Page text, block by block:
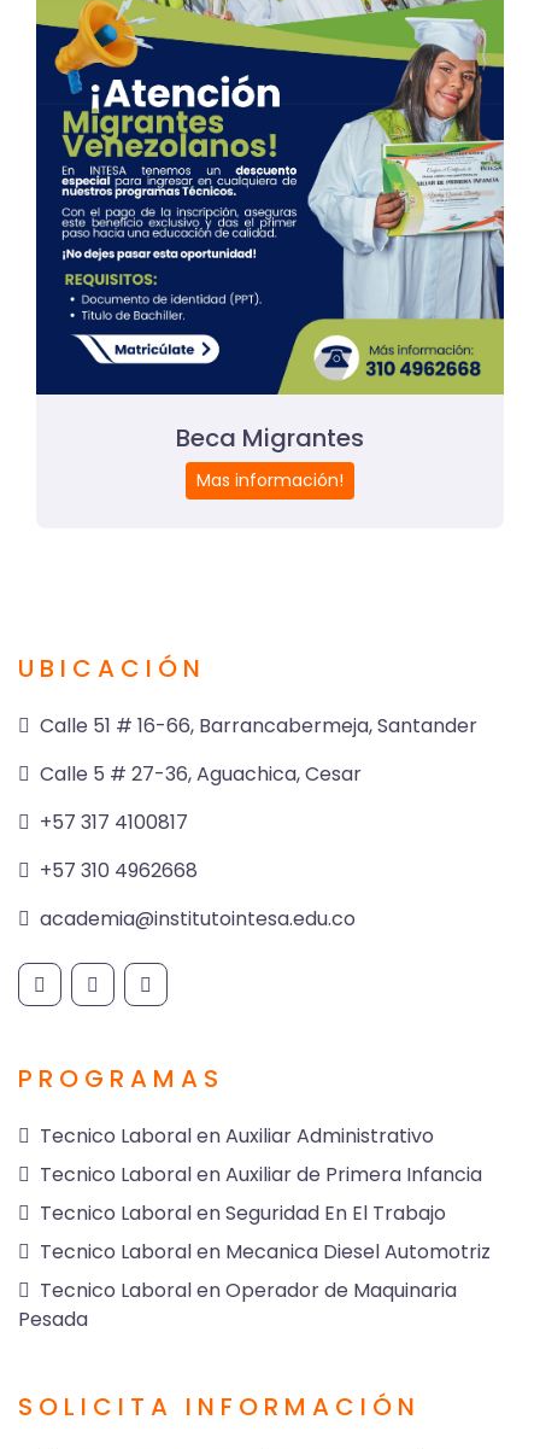
Beca Migrantes
Mas información!
UBICACIÓN
Calle 51 # 16-66, Barrancabermeja, Santander
Calle 5 # 27-36, Aguachica, Cesar
+57 317 4100817
+57 310 4962668
academia@institutointesa.edu.co
PROGRAMAS
Tecnico Laboral en Auxiliar Administrativo
Tecnico Laboral en Auxiliar de Primera Infancia
Tecnico Laboral en Seguridad En El Trabajo
Tecnico Laboral en Mecanica Diesel Automotriz
Tecnico Laboral en Operador de Maquinaria
Pesada
SOLICITA INFORMACIÓN